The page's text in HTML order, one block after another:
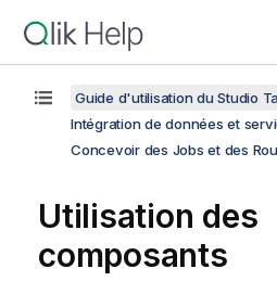
Guide d'utilisation du Studio
Intégration de données et
Concevoir des Jobs et des
Utilisation des
composants